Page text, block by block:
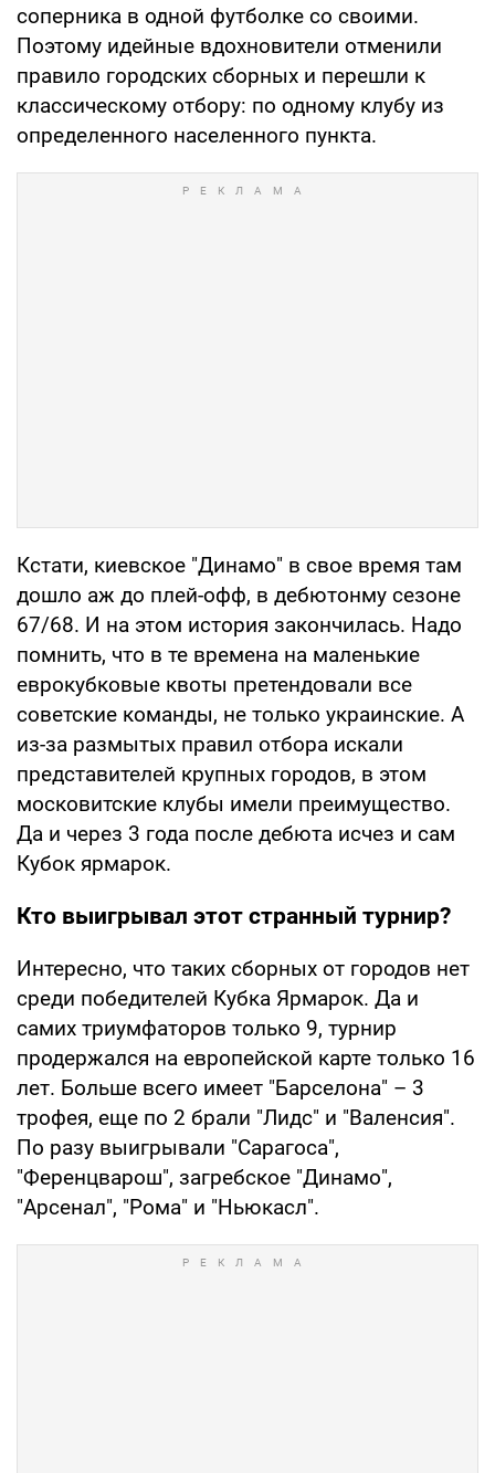
соперника в одной футболке со своими.
Поэтому идейные вдохновители отменили
правило городских сборных и перешли к
классическому отбору: по одному клубу из
определенного населенного пункта.
Кстати, киевское "Динамо" в свое время там
дошло аж до плей-офф, в дебютонму сезоне
67/68. И на этом история закончилась. Надо
помнить, что в те времена на маленькие
еврокубковые квоты претендовали все
советские команды, не только украинские. А
из-за размытых правил отбора искали
представителей крупных городов, в этом
московитские клубы имели преимущество.
Да и через 3 года после дебюта исчез и сам
Кубок ярмарок.
Кто выигрывал этот странный турнир?
Интересно, что таких сборных от городов нет
среди победителей Кубка Ярмарок. Да и
самих триумфаторов только 9, турнир
продержался на европейской карте только 16
лет. Больше всего имеет "Барселона" – 3
трофея, еще по 2 брали "Лидс" и "Валенсия".
По разу выигрывали "Сарагоса",
"Ференцварош", загребское "Динамо",
"Арсенал", "Рома" и "Ньюкасл".